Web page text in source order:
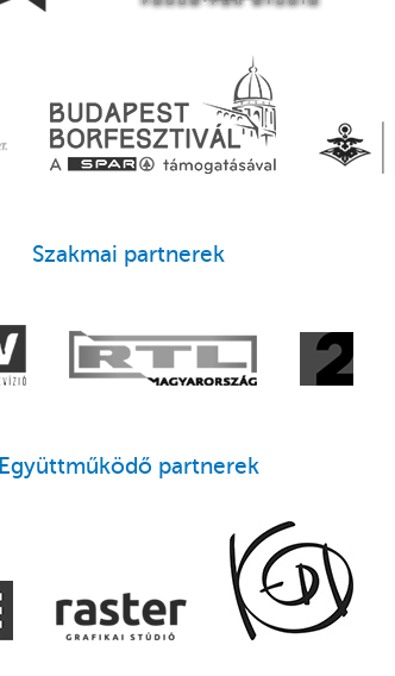
Szakmai partnerek
Együttműködő partnerek